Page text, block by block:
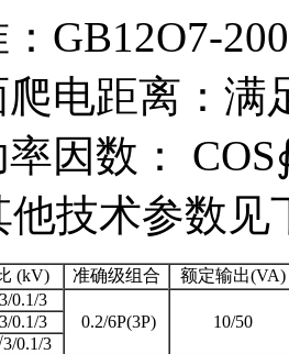
GB12O7-
爬电距离：满
因数：
他技术参数见
(kV) 准确级组合
额定输出(VA)
0.1/3
0.2/6P(3P)
10/50
0.1/3
0.1/3